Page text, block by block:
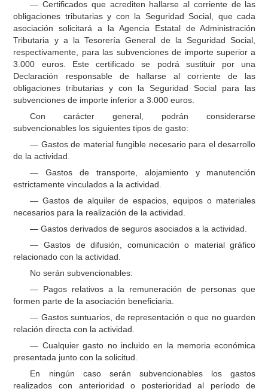
— Certificados que acrediten hallarse al corriente de las
obligaciones tributarias y con la Seguridad Social, que cada
asociación solicitará a la Agencia Estatal de Administración
Tributaria y a la Tesorería General de la Seguridad Social,
respectivamente, para las subvenciones de importe superior a
3.000 euros. Este certificado se podrá sustituir por una
Declaración responsable de hallarse al corriente de las
obligaciones tributarias y con la Seguridad Social para las
subvenciones de importe inferior a 3.000 euros.
Con carácter general, podrán considerarse
subvencionables los siguientes tipos de gasto:
— Gastos de material fungible necesario para el desarrollo
de la actividad.
— Gastos de transporte, alojamiento y manutención
estrictamente vinculados a la actividad.
— Gastos de alquiler de espacios, equipos o materiales
necesarios para la realización de la actividad.
— Gastos derivados de seguros asociados a la actividad.
— Gastos de difusión, comunicación o material gráfico
relacionado con la actividad.
No serán subvencionables:
— Pagos relativos a la remuneración de personas que
formen parte de la asociación beneficiaria.
— Gastos suntuarios, de representación o que no guarden
relación directa con la actividad.
— Cualquier gasto no incluido en la memoria económica
presentada junto con la solicitud.
En ningún caso serán subvencionables los gastos
realizados con anterioridad o posterioridad al período de